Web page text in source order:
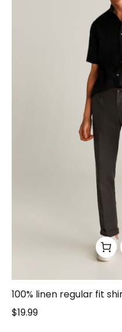
100% linen regular fit
$19.99